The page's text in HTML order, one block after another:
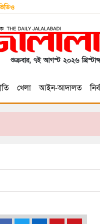
শুক্রবার, ৭ই আগস্ট ২০২৬
খেলা আইন-আদালত